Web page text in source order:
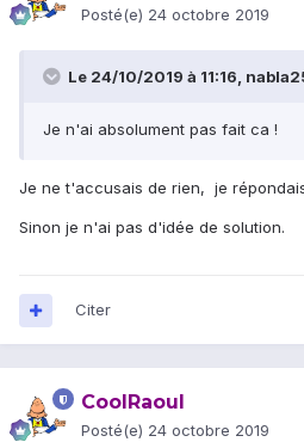
Posté(e) 24 octobre 2019
Le 24/10/2019 à 11:16,
Je n'ai absolument pas fait ca !
Je ne t'accusais de rien, je
Sinon je n'ai pas d'idée de solution.
Citer
CoolRaoul
Posté(e) 24 octobre 2019